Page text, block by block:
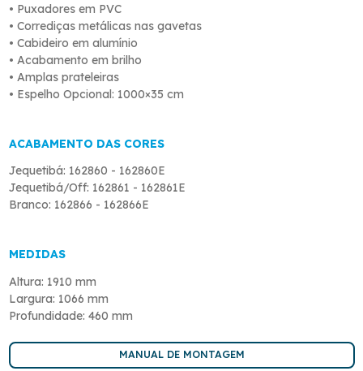
• Puxadores em PVC
• Corrediças metálicas nas gavetas
• Cabideiro em alumínio
• Acabamento em brilho
• Amplas prateleiras
• Espelho Opcional: 1000×35 cm
ACABAMENTO DAS CORES
Jequetibá: 162860 - 162860E
Jequetibá/Off: 162861 - 162861E
Branco: 162866 - 162866E
MEDIDAS
Altura: 1910 mm
Largura: 1066 mm
Profundidade: 460 mm
MANUAL DE MONTAGEM